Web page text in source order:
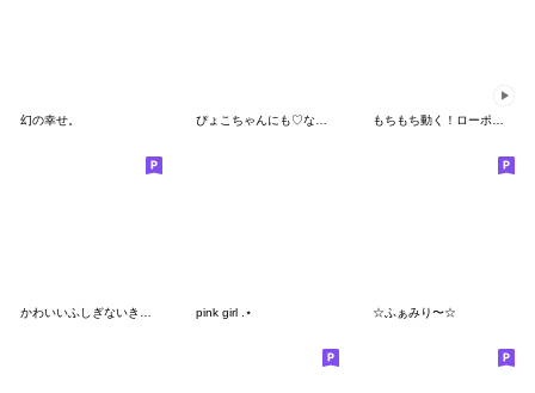
幻の幸せ。
かわいいふしぎないきもの pink girl .⋆ ☆ふぁみり〜☆